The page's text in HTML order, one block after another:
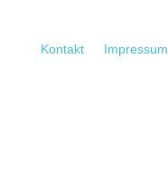
Kontakt Impressum